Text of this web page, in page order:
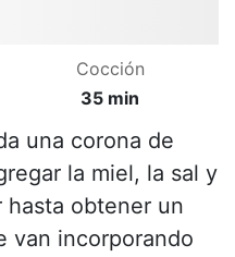
Cocción
35 min
una corona de
la miel, la sal y
hasta obtener un
van incorporando